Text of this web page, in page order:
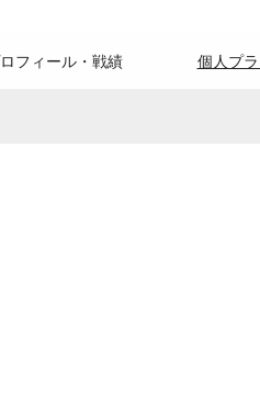
フィール・戦績 個人プ